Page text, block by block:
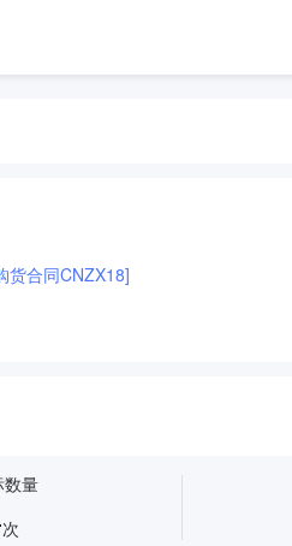
货合同CNZX18]
数量
次